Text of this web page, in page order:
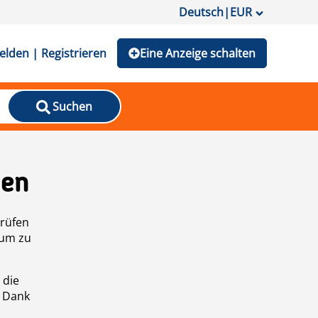
Deutsch|EUR
| Registrieren Eine Anzeige schalten
Suchen
zu
die